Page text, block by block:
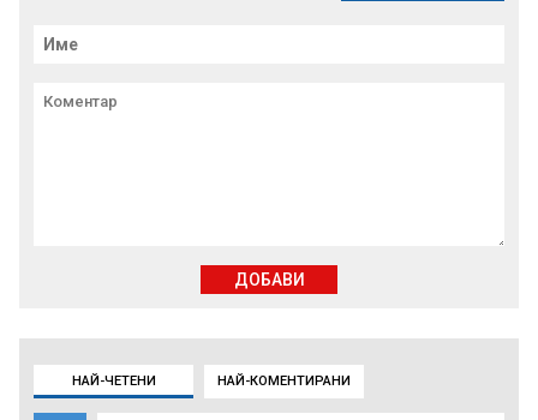
НАЙ-ЧЕТЕНИ НАЙ-КОМЕНТИРАНИ
ДОБАВИ